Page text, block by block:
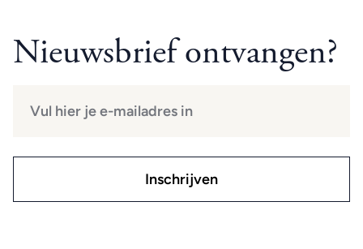
Nieuwsbrief ontvangen?